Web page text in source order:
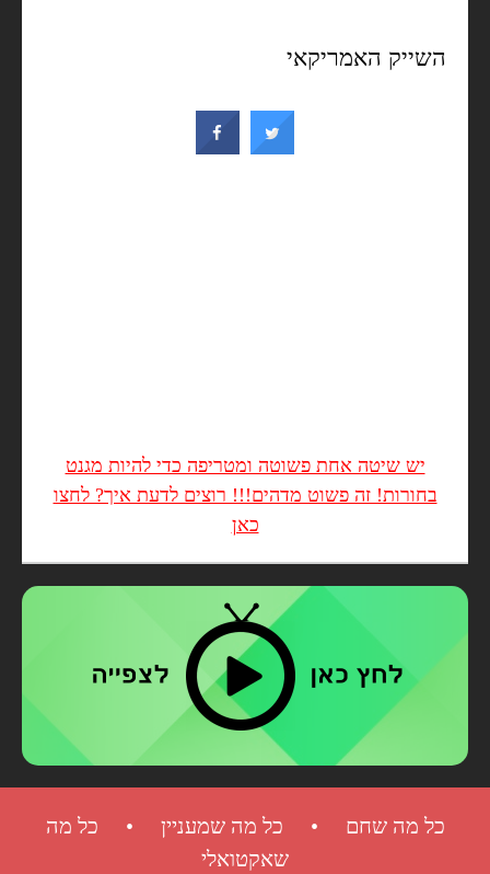
השייק האמריקאי
יש שיטה אחת פשוטה ומטריפה כדי להיות מגנט
בחורות! זה פשוט מדהים!!! רוצים לדעת איך? לחצו
כאן
כל מה שחם • כל מה שמעניין • כל מה
שאקטואלי